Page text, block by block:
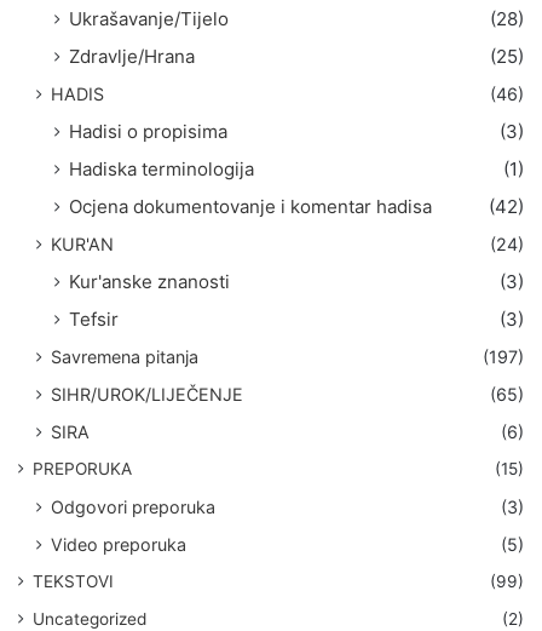
Ukrašavanje/Tijelo
(28)
Zdravlje/Hrana
(25)
HADIS (46)
Hadisi o propisima
(3)
Hadiska terminologija
(1)
Ocjena dokumentovanje i komentar hadisa
(42)
KUR'AN (24)
Kur'anske znanosti
(3)
Tefsir
(3)
Savremena pitanja
(197)
SIHR/UROK/LIJEČENJE
(65)
SIRA
(6)
PREPORUKA (15)
Odgovori preporuka
(3)
Video preporuka
(5)
TEKSTOVI
(99)
Uncategorized
(2)